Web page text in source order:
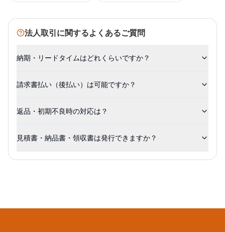
法人取引に関するよくあるご質問
納期・リードタイムはどれくらいですか？
請求書払い（後払い）は可能ですか？
返品・初期不良時の対応は？
見積書・納品書・領収書は発行できますか？